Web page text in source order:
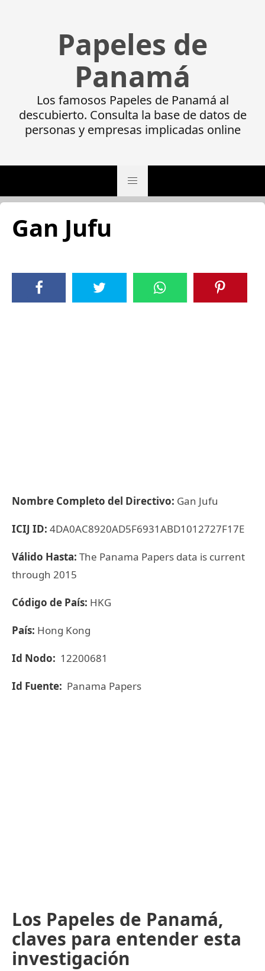
Papeles de
Panamá
Los famosos Papeles de Panamá al
descubierto. Consulta la base de datos de
personas y empresas implicadas online
Gan Jufu
Nombre Completo del Directivo: Gan Jufu
ICIJ ID: 4DA0AC8920AD5F6931ABD1012727F17E
Válido Hasta: The Panama Papers data is current
through 2015
Código de País: HKG
País: Hong Kong
Id Nodo: 12200681
Id Fuente: Panama Papers
Los Papeles de Panamá,
claves para entender esta
investigación